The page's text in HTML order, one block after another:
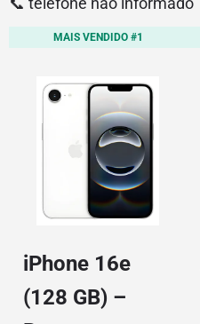
MAIS VENDIDO #1
iPhone 16e
(128 GB) –